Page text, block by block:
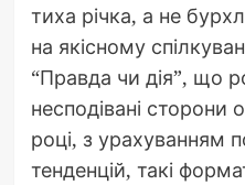
тиха річка, а не
на якісному
“Правда чи дія”, що
несподівані сторони
році, з урахуванням
тенденцій, такі